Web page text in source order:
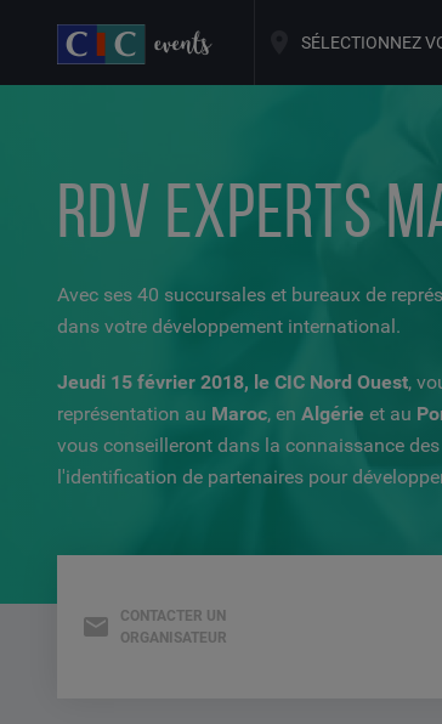
SÉLECTIONNEZ
RDV EXPERTS
Avec ses 40 succursales et bureaux de
dans votre développement international.
Jeudi 15 février 2018, le CIC Nord Ouest,
représentation au Maroc, en Algérie et au
vous conseilleront dans la connaissance
l'identification de partenaires pour
CONTACTER UN
ORGANISATEUR